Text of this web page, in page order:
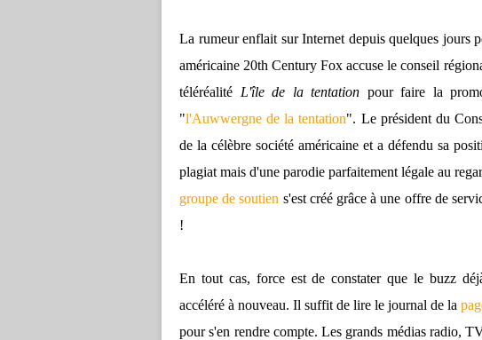
La rumeur enflait sur Internet depuis quelques jours
américaine 20th Century Fox accuse le conseil
téléréalité L'île de la tentation pour faire la
"l'Auwwergne de la tentation". Le président du
de la célèbre société américaine et a défendu sa
plagiat mais d'une parodie parfaitement légale au
groupe de soutien s'est créé grâce à une offre de
!
En tout cas, force est de constater que le buzz
accéléré à nouveau. Il suffit de lire le journal de la
pour s'en rendre compte. Les grands médias radio,